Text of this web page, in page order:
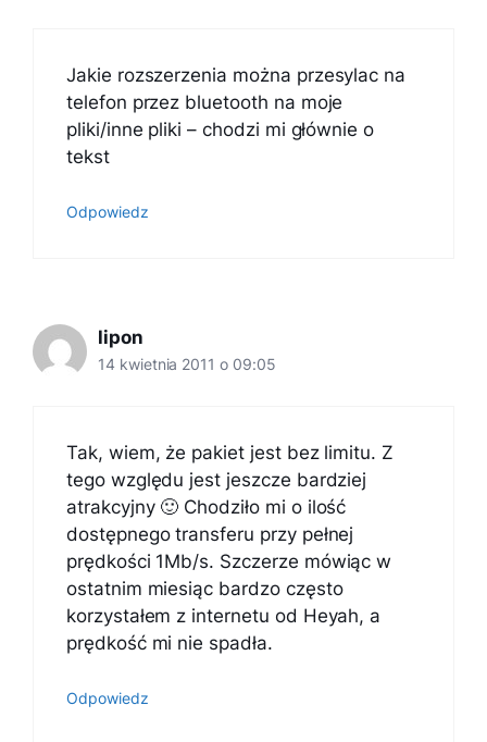
Jakie rozszerzenia można przesylac na
telefon przez bluetooth na moje
pliki/inne pliki – chodzi mi głównie o
tekst
Odpowiedz
lipon
14 kwietnia 2011 o 09:05
Tak, wiem, że pakiet jest bez limitu. Z
tego względu jest jeszcze bardziej
atrakcyjny 🙂 Chodziło mi o ilość
dostępnego transferu przy pełnej
prędkości 1Mb/s. Szczerze mówiąc w
ostatnim miesiąc bardzo często
korzystałem z internetu od Heyah, a
prędkość mi nie spadła.
Odpowiedz